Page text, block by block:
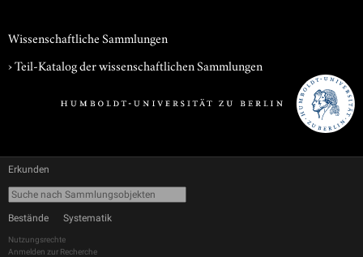
Wissenschaftliche Sammlungen
› Teil-Katalog der wissenschaftlichen Sammlungen
Erkunden
Bestände Systematik
Nutzungsrechte
Anmelden zur Recherche